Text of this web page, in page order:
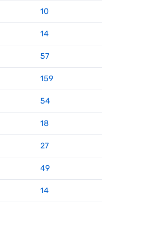
10
14
57
159
54
18
27
49
14